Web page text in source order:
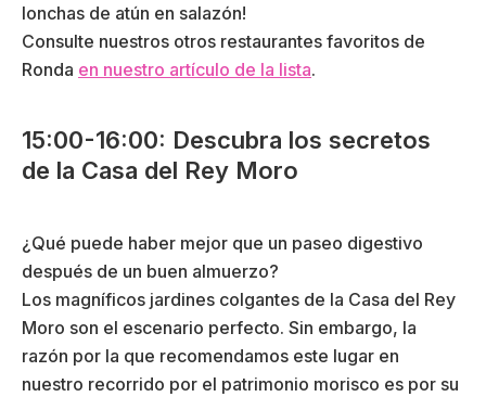
lonchas de atún en salazón!
Consulte nuestros otros restaurantes favoritos de
Ronda en nuestro artículo de la lista.
15:00-16:00: Descubra los secretos
de la Casa del Rey Moro
¿Qué puede haber mejor que un paseo digestivo
después de un buen almuerzo?
Los magníficos jardines colgantes de la Casa del Rey
Moro son el escenario perfecto. Sin embargo, la
razón por la que recomendamos este lugar en
nuestro recorrido por el patrimonio morisco es por su